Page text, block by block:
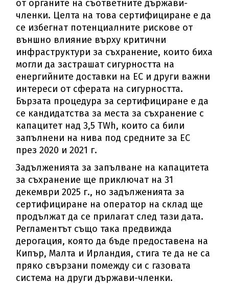
от органите на съответните държави-
членки. Целта на това сертифициране е да
се избегнат потенциалните рискове от
външно влияние върху критични
инфраструктури за съхранение, които биха
могли да застрашат сигурността на
енергийните доставки на ЕС и други важни
интереси от сферата на сигурността.
Бързата процедура за сертифициране е да
се кандидатства за места за съхранение с
капацитет над 3,5 TWh, които са били
запълнени на нива под средните за ЕС
през 2020 и 2021 г.
Задълженията за запълване на капацитета
за съхранение ще приключат на 31
декември 2025 г., но задълженията за
сертифициране на оператор на склад ще
продължат да се прилагат след тази дата.
Регламентът също така предвижда
дерогация, която да бъде предоставена на
Кипър, Малта и Ирландия, стига те да не са
пряко свързани помежду си с газовата
система на други държави-членки.